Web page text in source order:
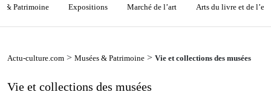
& Patrimoine Expositions Marché de l’art Arts du livre et de
Actu-culture.com > Musées & Patrimoine > Vie et collections des musées
Vie et collections des musées